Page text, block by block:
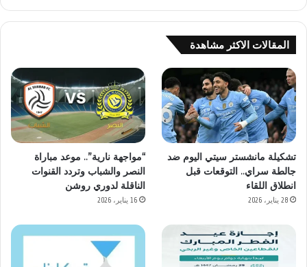
المقالات الاكثر مشاهدة
تشكيلة مانشستر سيتي اليوم ضد
جالطة سراي.. التوقعات قبل
انطلاق اللقاء
28 يناير، 2026
“مواجهة نارية”.. موعد مباراة
النصر والشباب وتردد القنوات
الناقلة لدوري روشن
16 يناير، 2026